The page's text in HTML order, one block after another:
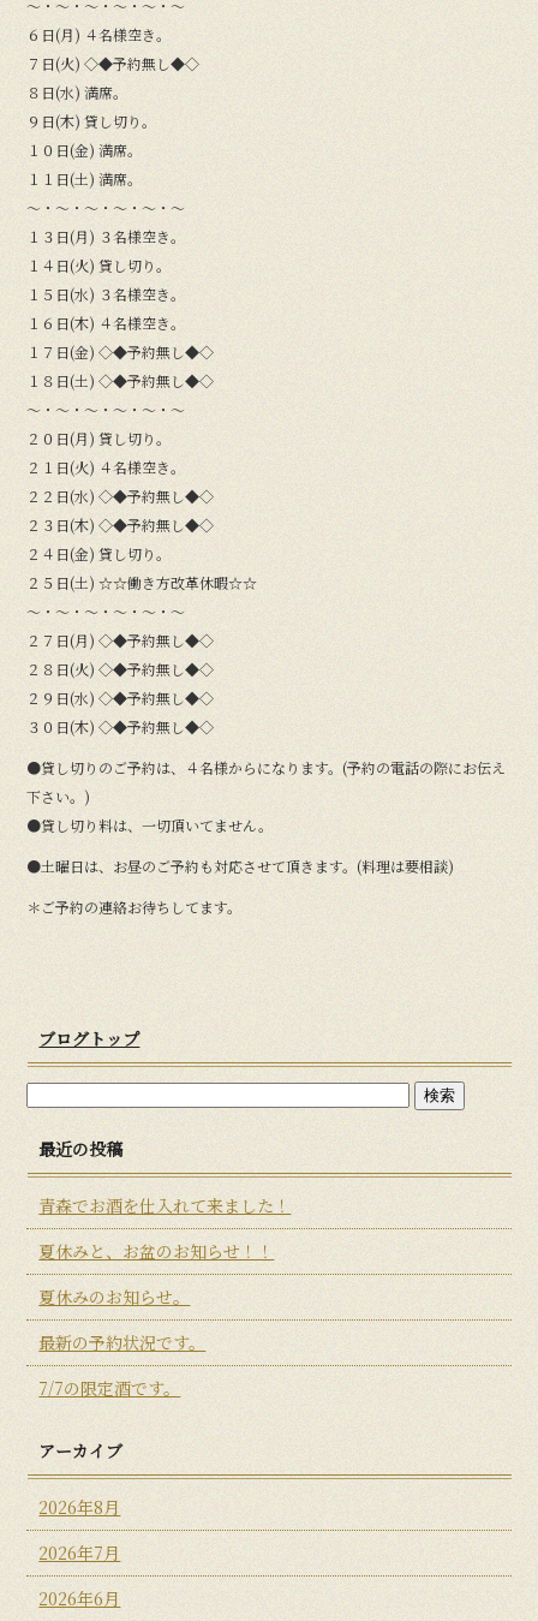
〜・〜・〜・〜・〜・〜
６日(月) ４名様空き。
７日(火) ◇◆予約無し◆◇
８日(水) 満席。
９日(木) 貸し切り。
１０日(金) 満席。
１１日(土) 満席。
〜・〜・〜・〜・〜・〜
１３日(月) ３名様空き。
１４日(火) 貸し切り。
１５日(水) ３名様空き。
１６日(木) ４名様空き。
１７日(金) ◇◆予約無し◆◇
１８日(土) ◇◆予約無し◆◇
〜・〜・〜・〜・〜・〜
２０日(月) 貸し切り。
２１日(火) ４名様空き。
２２日(水) ◇◆予約無し◆◇
２３日(木) ◇◆予約無し◆◇
２４日(金) 貸し切り。
２５日(土) ☆☆働き方改革休暇☆☆
〜・〜・〜・〜・〜・〜
２７日(月) ◇◆予約無し◆◇
２８日(火) ◇◆予約無し◆◇
２９日(水) ◇◆予約無し◆◇
３０日(木) ◇◆予約無し◆◇
●貸し切りのご予約は、４名様からになります。(予約の電話の際にお伝え
下さい。)
●貸し切り料は、一切頂いてません。
●土曜日は、お昼のご予約も対応させて頂きます。(料理は要相談)
＊ご予約の連絡お待ちしてます。
ブログトップ
最近の投稿
青森でお酒を仕入れて来ました！
夏休みと、お盆のお知らせ！！
夏休みのお知らせ。
最新の予約状況です。
7/7の限定酒です。
アーカイブ
2026年8月
2026年7月
2026年6月